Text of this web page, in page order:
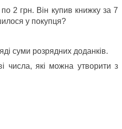
2 грн. Він купив книжку за 7
у покупця?
суми розрядних доданків.
числа, які можна утворити з